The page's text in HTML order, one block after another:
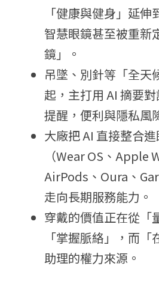
「健康與健身」延伸
智慧眼鏡甚至被重新
鏡」。
吊墜、別針等「全天
起，主打用 AI 摘要
提醒，便利與隱私風
大廠把 AI 直接整合
（Wear OS、Apple
AirPods、Oura、
走向長期服務能力。
穿戴的價值正在從「
「掌握脈絡」，而
助理的權力來源。